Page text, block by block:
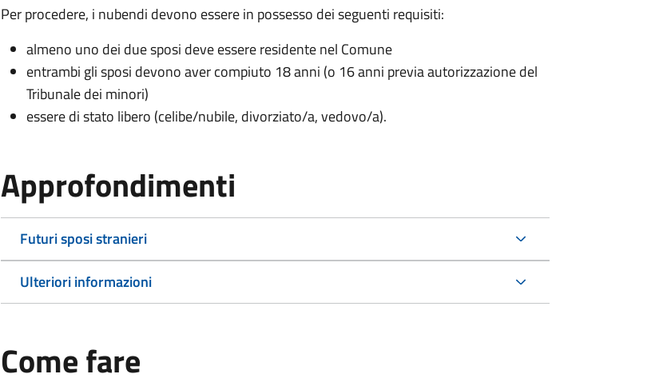
Per procedere, i nubendi devono essere in possesso dei seguenti requisiti:
almeno uno dei due sposi deve essere residente nel Comune
entrambi gli sposi devono aver compiuto 18 anni (o 16 anni previa autorizzazione del
Tribunale dei minori)
essere di stato libero (celibe/nubile, divorziato/a, vedovo/a).
Approfondimenti
Futuri sposi stranieri
Ulteriori informazioni
Come fare